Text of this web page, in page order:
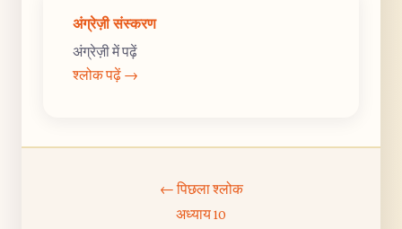
अंग्रेज़ी संस्करण
अंग्रेज़ी में पढ़ें
श्लोक पढ़ें →
← पिछला श्लोक
अध्याय 10